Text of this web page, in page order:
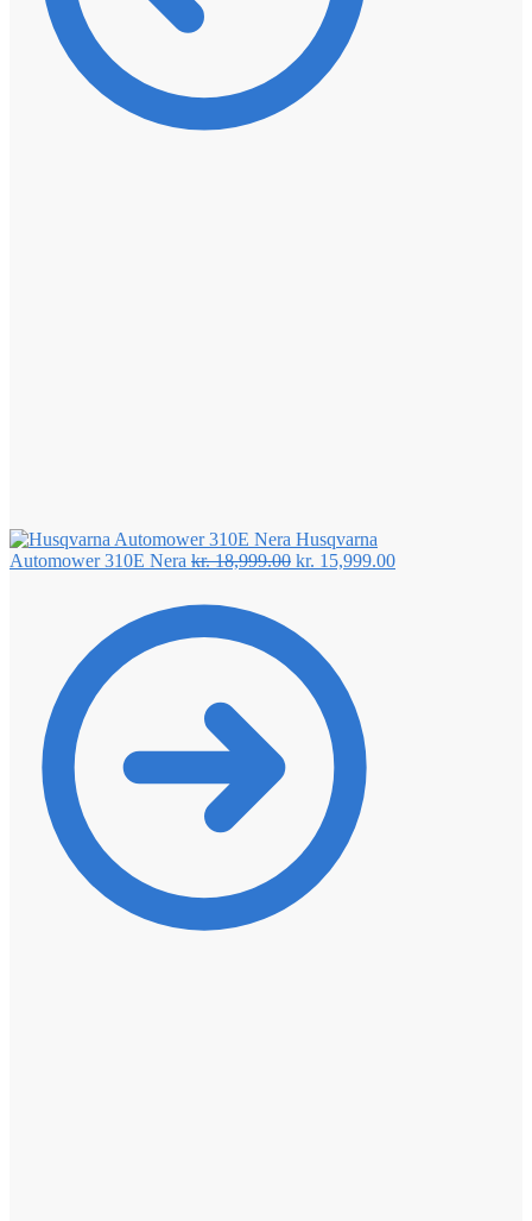
Husqvarna
Automower 310E Nera kr.18,999.00 Den
kr. 18,999.00.
kr. 15,999.00Den